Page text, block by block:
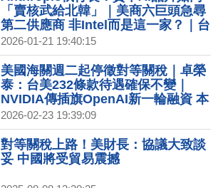
「賣核武給北韓」｜美商六巨頭急尋
第二供應商 非Intel而是這一家？｜台
灣搶先拿下晶片優惠 李在明：不能比
台灣差｜Netflix營收和獲利雙雙成長
訂閱用戶突破3.25億
2026-01-21 19:40:15
美國海關週二起停徵對等關稅｜卓榮
泰：台美232條款待遇確保不變｜
NVIDIA傳插旗OpenAI新一輪融資 本
週財報成全球焦點｜川普關稅還有甚
麼招？盤點五大關稅法律工具
2026-02-23 19:39:09
對等關稅上路！美財長：協議大致談
妥 中國將受貿易震撼